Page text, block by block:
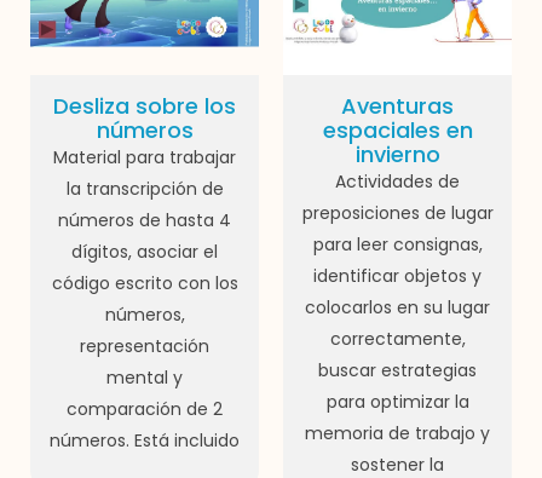
Desliza sobre los
números
Material para trabajar
la transcripción de
números de hasta 4
dígitos, asociar el
código escrito con los
números,
representación
mental y
comparación de 2
números. Está incluido
Aventuras
espaciales en
invierno
Actividades de
preposiciones de lugar
para leer consignas,
identificar objetos y
colocarlos en su lugar
correctamente,
buscar estrategias
para optimizar la
memoria de trabajo y
sostener la